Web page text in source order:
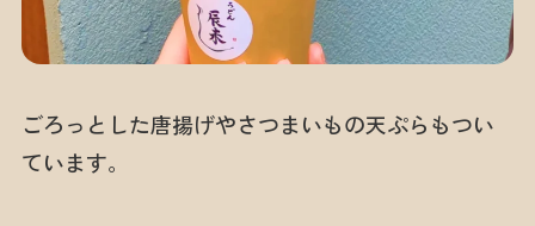
ごろっとした唐揚げやさつまいもの天ぷらもつい
ています。